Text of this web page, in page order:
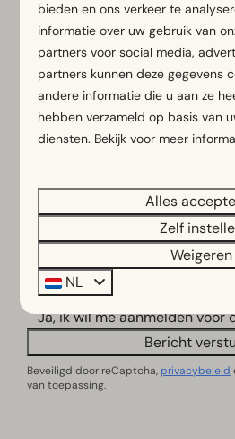
Voornaam
Achternaam
E-mailadres
Vragen of opmerkingen
Ja, ik wil me aanmelden voor
Bericht
Beveiligd door reCaptcha, privacybeleid
van toepassing.
bieden en ons verkeer te
informatie over uw gebruik van
partners voor social media,
partners kunnen deze gegevens
andere informatie die u aan ze
hebben verzameld op basis van
diensten. Bekijk voor meer
Alles
Zelf
Weigeren
NL